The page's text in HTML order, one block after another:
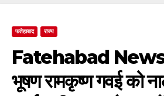
फतेहाबाद राज्य
Fatehabad News:
भूषण रामकृष्ण गवई को